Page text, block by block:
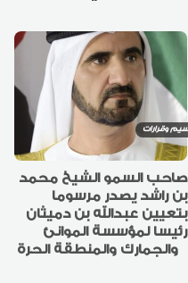
وقرارات
صاحب السمو الشيخ محمد
بن راشد يصدر مرسوما
بتعيين عبدالله بن دميثان
رئيسا لمؤسسة الموانئ